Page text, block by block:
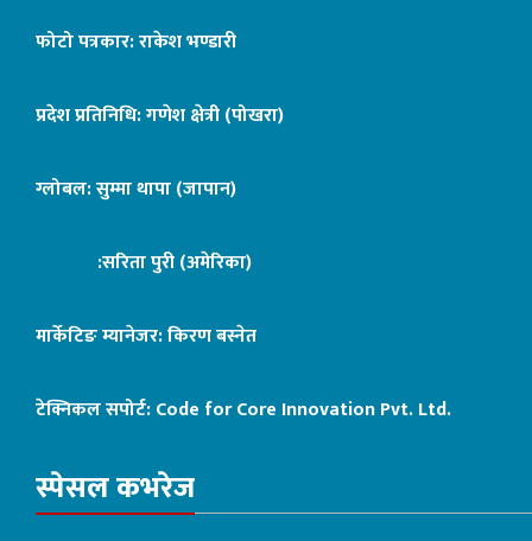
फोटो पत्रकार: राकेश भण्डारी
प्रदेश प्रतिनिधि: गणेश क्षेत्री (पोखरा)
ग्लोबल: सुम्मा थापा (जापान)
:सरिता पुरी (अमेरिका)
मार्केटिङ म्यानेजर: किरण बस्नेत
टेक्निकल सपोर्ट:Code for Core Innovation Pvt. Ltd.
स्पेसल कभरेज